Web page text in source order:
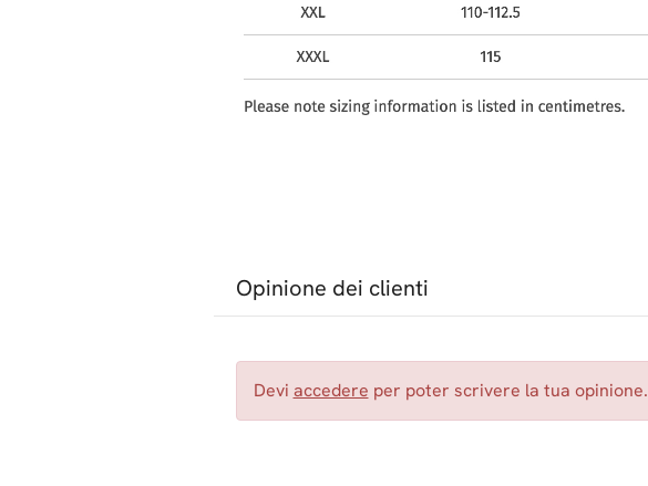
Opinione dei clienti
Devi accedere per poter scrivere la tua opinione.